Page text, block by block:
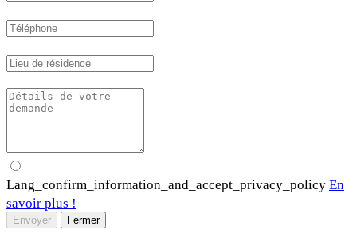
Lang_confirm_information_and_accept_privacy_policy En
savoir plus !
Envoyer Fermer